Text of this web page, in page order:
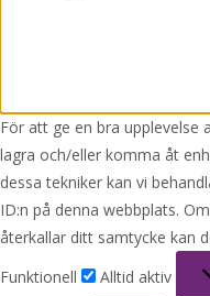
För att ge en bra upplevelse
lagra och/eller komma åt
dessa tekniker kan vi
ID:n på denna webbplats.
återkallar ditt samtycke kan
Funktionell
Alltid aktiv